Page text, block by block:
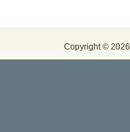
Copyright ©